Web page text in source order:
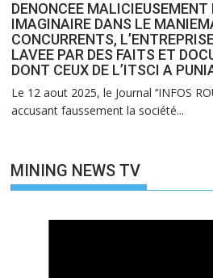
DENONCEE MALICIEUSEMENT
IMAGINAIRE DANS LE
CONCURRENTS,
LAVEE PAR DES FAITS ET
DONT CEUX DE L’ITSCI A
Le 12 aout 2025, le Journal ‘’INFOS
accusant faussement la société...
MINING NEWS TV